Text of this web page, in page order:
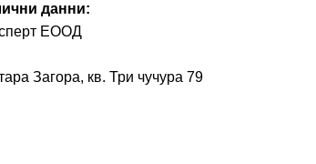
данни:
ЕООД
кв. Три чучура 79